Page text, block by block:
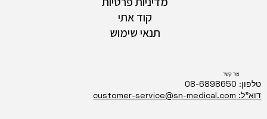
קוד אתי
תנאי שימוש
צור קשר
טלפון: 08-6898650
דוא"ל: customer-service@sn-medical.com